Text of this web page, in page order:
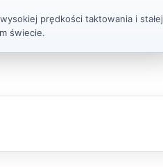
prędkości taktowania i stałej
świecie.